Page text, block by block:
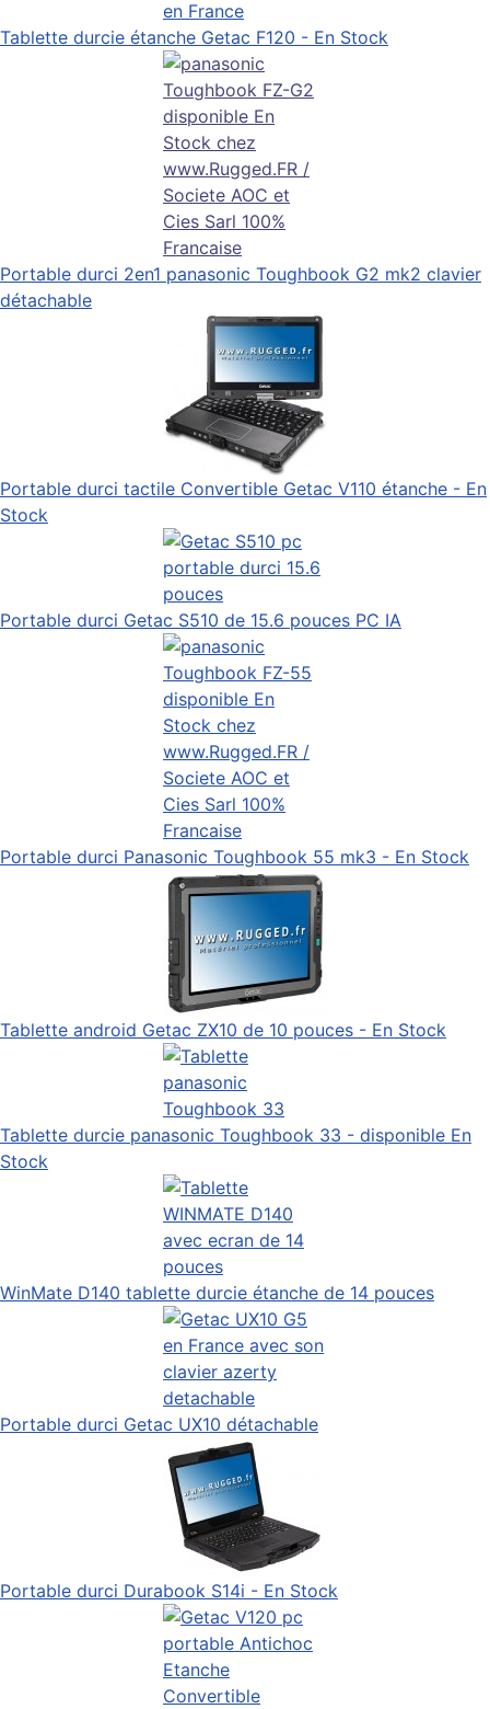
Tablette durcie étanche Getac F120 - En Stock
Portable durci 2en1 panasonic Toughbook G2 mk2 clavier
détachable
Portable durci tactile Convertible Getac V110 étanche - En
Stock
Portable durci Getac S510 de 15.6 pouces PC IA
Portable durci Panasonic Toughbook 55 mk3 - En Stock
Tablette android Getac ZX10 de 10 pouces - En Stock
Tablette durcie panasonic Toughbook 33 - disponible En
Stock
WinMate D140 tablette durcie étanche de 14 pouces
Portable durci Getac UX10 détachable
Portable durci Durabook S14i - En Stock